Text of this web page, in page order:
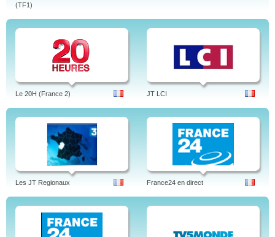
(TF1)
Le 20H (France 2) JT LCI
Les JT Regionaux France24 en direct